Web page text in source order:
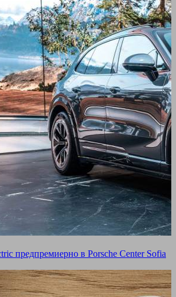
предпремиерно в Porsche Center Sofia